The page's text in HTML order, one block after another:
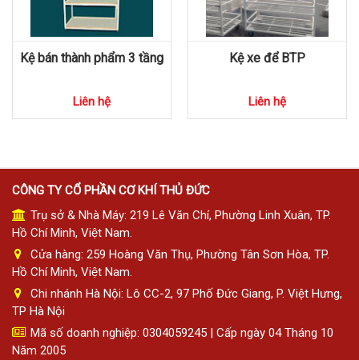
Kệ bán thành phẩm 3 tầng
Liên hệ
Kệ xe để BTP
Liên hệ
CÔNG TY CỔ PHẦN CƠ KHÍ THỦ ĐỨC
Trụ sở & Nhà Máy: 219 Lê Văn Chí, Phường Linh Xuân, TP.
Hồ Chí Minh, Việt Nam.
Cửa hàng: 259 Hoàng Văn Thụ, Phường Tân Sơn Hòa, TP.
Hồ Chí Minh, Việt Nam.
Chi nhánh Hà Nội: Lô CC-2, 97 Phố Đức Giang, P. Việt Hưng,
TP Hà Nội
Mã số doanh nghiệp: 0304059245 | Cấp ngày 04 Tháng 10
Năm 2005